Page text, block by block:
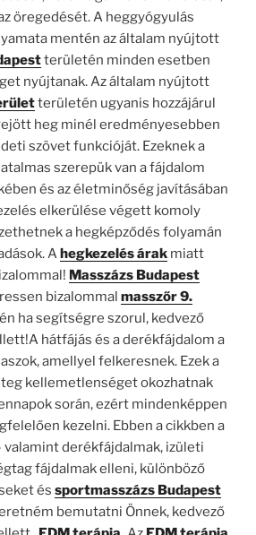
öregedését. A heggyógyulás
mentén az általam nyújtott
területén minden esetben
nyújtanak. Az általam nyújtott
területén ugyanis hozzájárul
heg minél eredményesebben
szövet funkcióját. Ezeknek a
szerepük van a fájdalom
és az életminőség javításában
elkerülése végett komoly
a hegképződés folyamán
A hegkezelés árak miatt
Masszázs Budapest
bizalommal masszőr 9.
ha segítségre szorul, kedvező
hátfájás és a derékfájdalom a
amellyel felkeresnek. Ezek a
kellemetlenséget okozhatnak
során, ezért mindenképpen
kezelni. Ebben a cikkben a
valamint derékfájdalmak, izületi
fájdalmak elleni, különböző
és sportmasszázs Budapest
bemutatni Önnek, kedvező